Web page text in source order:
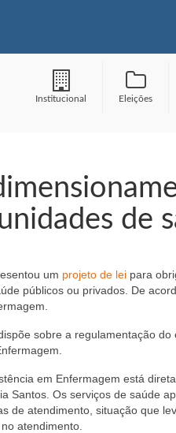
Institucional Eleições
de
um projeto de lei para
públicos ou privados. De
sobre a regulamentação
em Enfermagem está
Santos. Os serviços de saúde
de atendimento, situação que
atendimento.